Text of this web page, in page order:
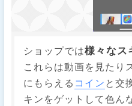
ショップでは様々なス
これらは動画を見たり
にもらえる コイン と交
キンをゲットして色ん